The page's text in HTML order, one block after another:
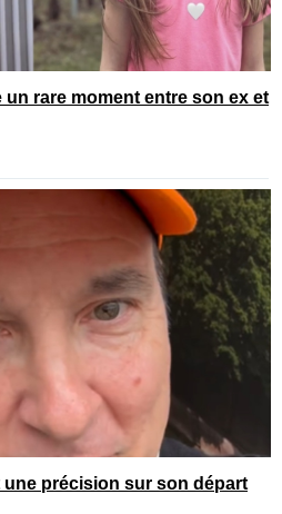
un rare moment entre son ex et
une précision sur son départ